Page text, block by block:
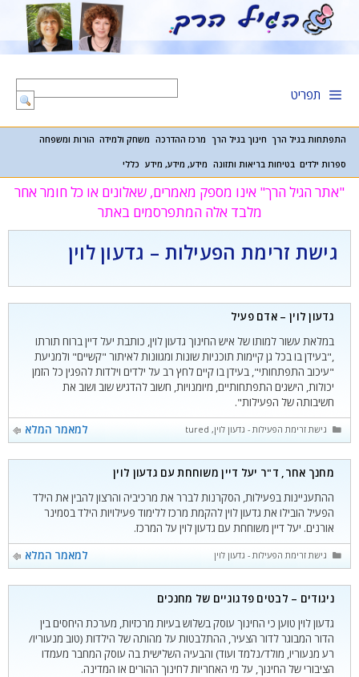
לתוכן
תפריט
התפתחות בגיל הרך חינוך בגיל הרך מרכז ההדרכה משחק ולמידה הורות ומשפחה
ספרות ילדים בטיחות בריאות ותזונה מידע, מידע, מידע כללי
"אתר הגיל הרך" אינו מספק מאמרים, שאלונים או כל חומר אחר
מלבד אלה המתפרסמים באתר
גישת זרימת הפעילות – גדעון לוין
גדעון לוין – אדם פעיל
במלאת עשור למותו של איש החינוך גדעון לוין, כותבת יעל דיין ברוח תורתו
,"בעידן בו בכל גן קיימות תוכניות שונות ומגוונות לאיתור "קשיים" ולמניעת
"עיכוב התפתחותי", בעידן בו קיים לחץ רב על ילדים וילדות להפגין כל הזמן
יכולות, הישגים התפתחותיים, מיומנויות, חשוב להדגיש שוב ושוב את
חשיבותה של הפעילות".
למאמר המלא
קטגוריות
גישת זרימת הפעילות - גדעון לוין,
featured
מחנך אחר, ד"ר יעל דיין משוחחת עם גדעון לוין
ההתעניינות בפעילות, הסקרנות לברר את מרכיביה והרצון להבין את הילד
הפעיל הובילו את גדעון לוין להקמת מרכז ללימוד פעילויות הילד בסמינר
אורנים. יעל דיין משוחחת עם גדעון לוין על המרכז.
למאמר המלא
קטגוריות
גישת זרימת הפעילות - גדעון לוין
ניגודים – לבטים פדגוגיים של מחנכים
גדעון לוין טוען כי החינוך עוסק בשלוש בעיות מרכזיות, מערכת היחסים בין
הדור המבוגר לדור הצעיר, ההתלבטות על מהותה של הילדות (טוב מנעוריו/
רע מנעוריו, מולד/נלמד ועוד) והבעיה השלישית בה עוסק המחבר מעמדו
הציבורי של החינוך, על מי האחריות לחינוך ההורים או המדינה.